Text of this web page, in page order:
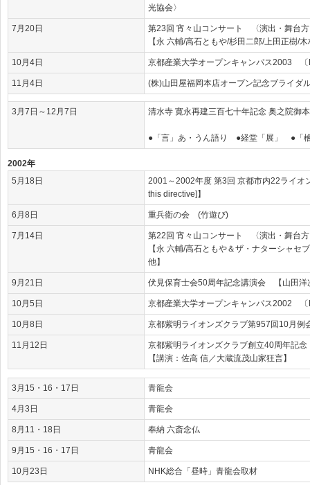
光協会〉
7月20日
第23回 宵々山コンサート 〈演出・舞台
【永 六輔/高石ともや/杉田二郎/上田正樹
10月4日 京都産業大学オープンキャンパス2003 〔
11月4日 (株)山田屋福岡本店オープン記念ブライダ
3月7日～12月7日 清水寺 寛永再建三百七十年記念 奥之院御
●「言」あ・うん語り ●経堂「展」 ●
2002年
5月18日
2001～2002年度 第3回 京都市内22ライ
this directive]】
6月8日 重兵衛の会 (竹遊び)
7月14日
第22回 宵々山コンサート 〈演出・舞台
【永 六輔/高石ともや＆ザ・ナターシャ
他】
9月21日 伏見保育士会50周年記念講演会 【山田洋
10月5日 京都産業大学オープンキャンパス2002 〔
10月8日 京都紫明ライオンズクラブ第957回10月
11月12日
京都紫明ライオンズクラブ創立40周年記念
【講演：佐高 信／大蔵流茂山家狂言】
3月15・16・17日 青龍会
4月3日 青龍会
8月11・18日 奉納 六斎念仏
9月15・16・17日 青龍会
10月23日 NHK総合「昼時」青龍会取材